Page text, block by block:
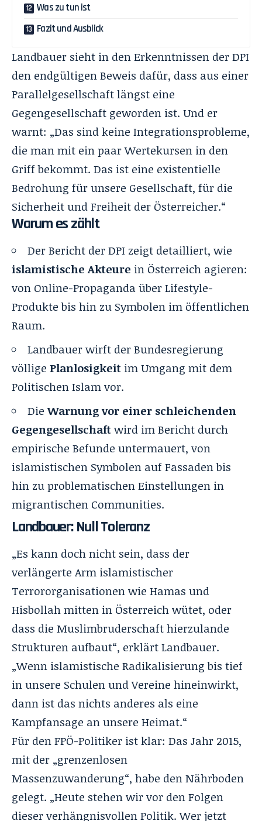
Was zu tun ist
Fazit und Ausblick
Landbauer sieht in den Erkenntnissen der DPI
den endgültigen Beweis dafür, dass aus einer
Parallelgesellschaft längst eine
Gegengesellschaft geworden ist. Und er
warnt: „Das sind keine Integrationsprobleme,
die man mit ein paar Wertekursen in den
Griff bekommt. Das ist eine existentielle
Bedrohung für unsere Gesellschaft, für die
Sicherheit und Freiheit der Österreicher.“
Warum es zählt
Der Bericht der DPI zeigt detailliert, wie
islamistische Akteure in Österreich agieren:
von Online-Propaganda über Lifestyle-
Produkte bis hin zu Symbolen im öffentlichen
Raum.
Landbauer wirft der Bundesregierung
völlige Planlosigkeit im Umgang mit dem
Politischen Islam vor.
DieWarnung vor einer schleichenden
Gegengesellschaftwird im Bericht durch
empirische Befunde untermauert, von
islamistischen Symbolen auf Fassaden bis
hin zu problematischen Einstellungen in
migrantischen Communities.
Landbauer: Null Toleranz
„Es kann doch nicht sein, dass der
verlängerte Arm islamistischer
Terrororganisationen wie Hamas und
Hisbollah mitten in Österreich wütet, oder
dass die Muslimbruderschaft hierzulande
Strukturen aufbaut“, erklärt Landbauer.
„Wenn islamistische Radikalisierung bis tief
in unsere Schulen und Vereine hineinwirkt,
dann ist das nichts anderes als eine
Kampfansage an unsere Heimat.“
Für den FPÖ-Politiker ist klar: Das Jahr 2015,
mit der „grenzenlosen
Massenzuwanderung“, habe den Nährboden
gelegt. „Heute stehen wir vor den Folgen
dieser verhängnisvollen Politik. Wer jetzt